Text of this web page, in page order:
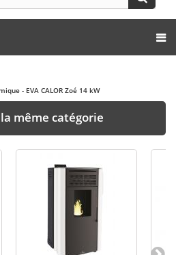
- EVA CALOR Zoé 14 kW
même catégorie